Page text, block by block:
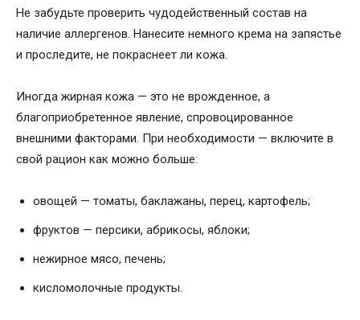
Не забудьте проверить чудодейственный состав на
наличие аллергенов. Нанесите немного крема на запястье
и проследите, не покраснеет ли кожа.
Иногда жирная кожа — это не врожденное, а
благоприобретенное явление, спровоцированное
внешними факторами. При необходимости — включите в
свой рацион как можно больше:
овощей — томаты, баклажаны, перец, картофель;
фруктов — персики, абрикосы, яблоки;
нежирное мясо, печень;
кисломолочные продукты.